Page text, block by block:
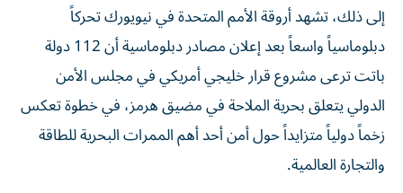
إلى ذلك، تشهد أروقة الأمم المتحدة في نيويورك تحركاً
دبلوماسياً واسعاً بعد إعلان مصادر دبلوماسية أن 112 دولة
باتت ترعى مشروع قرار خليجي أمريكي في مجلس الأمن
الدولي يتعلق بحرية الملاحة في مضيق هرمز، في خطوة تعكس
زخماً دولياً متزايداً حول أمن أحد أهم الممرات البحرية للطاقة
والتجارة العالمية.